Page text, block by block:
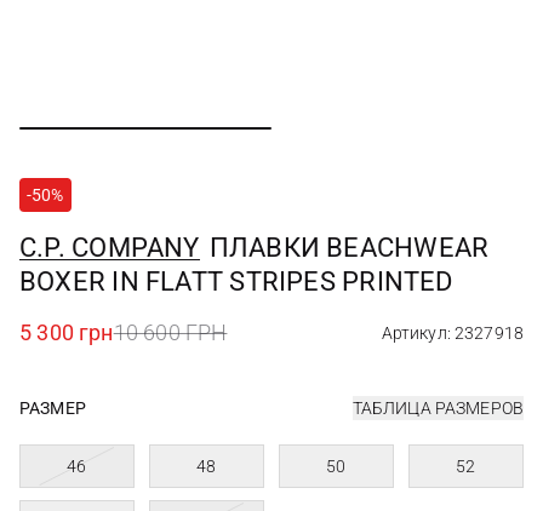
-50%
C.P. COMPANY ПЛАВКИ BEACHWEAR
BOXER IN FLATT STRIPES PRINTED
5 300 грн10 600 ГРН Артикул: 2327918
РАЗМЕР ТАБЛИЦА РАЗМЕРОВ
46 48 50 52